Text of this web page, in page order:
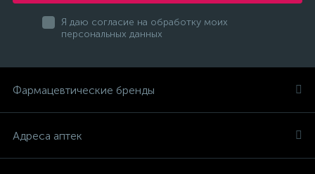
Я даю согласие на обработку моих
персональных данных
Фармацевтические бренды
Адреса аптек